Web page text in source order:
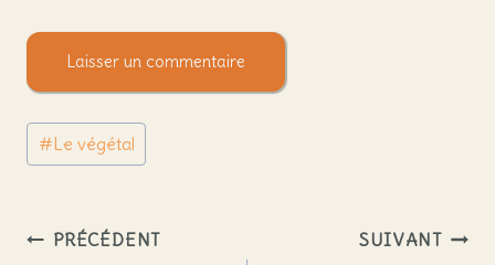
Étiquettes
de
publication :
#Le végétal
Navigation
PRÉCÉDENT SUIVANT